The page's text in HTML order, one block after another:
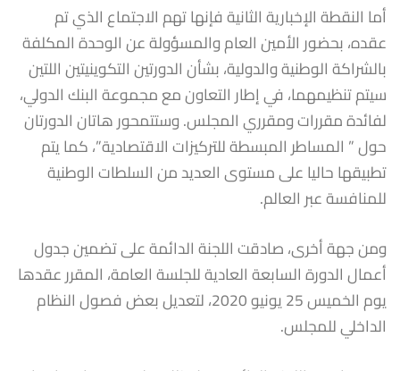
أما النقطة الإخبارية الثانية فإنها تهم الاجتماع الذي تم
عقده، بحضور الأمين العام والمسؤولة عن الوحدة المكلفة
بالشراكة الوطنية والدولية، بشأن الدورتين التكوينيتين اللتين
سيتم تنظيمهما، في إطار التعاون مع مجموعة البنك الدولي،
لفائدة مقررات ومقرري المجلس. وستتمحور هاتان الدورتان
حول ” المساطر المبسطة للتركيزات الاقتصادية”، كما يتم
تطبيقها حاليا على مستوى العديد من السلطات الوطنية
للمنافسة عبر العالم.
ومن جهة أخرى، صادقت اللجنة الدائمة على تضمين جدول
أعمال الدورة السابعة العادية للجلسة العامة، المقرر عقدها
يوم الخميس 25 يونيو 2020، لتعديل بعض فصول النظام
الداخلي للمجلس.